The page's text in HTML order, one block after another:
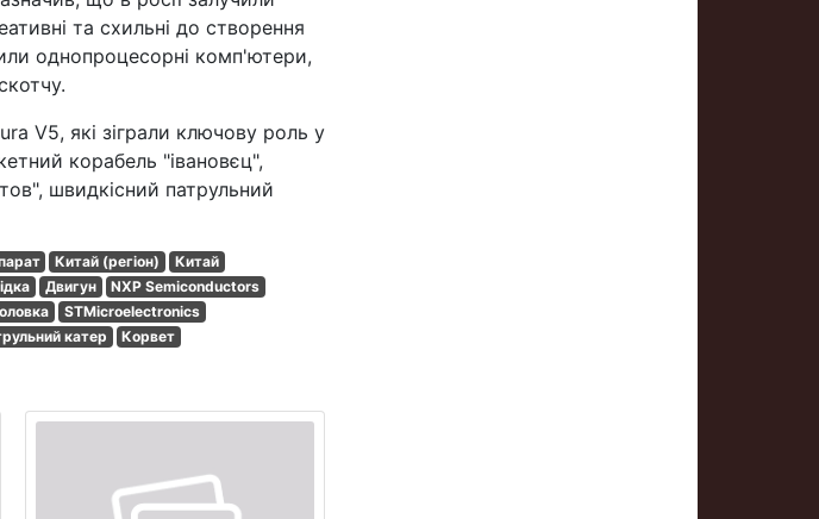
та схильні до створення
однопроцесорні комп'ютери,
V5, які зіграли ключову роль у
корабель "івановєц",
швидкісний патрульний
Китай (регіон)
Китай
Двигун
NXP Semiconductors
STMicroelectronics
катер Корвет